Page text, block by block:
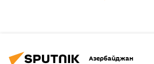
Азербайджан